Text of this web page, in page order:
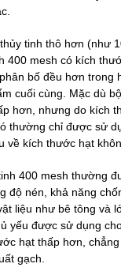
tinh thô hơn (như
400 mesh có kích
bố đều hơn trong
cuối cùng. Mặc dù
hơn, nhưng do kích
thường chỉ được sử
về kích thước hạt
400 mesh thường
độ nén, khả năng
liệu như bê tông và
yếu được sử dụng
hạt thấp hơn,
gạch.